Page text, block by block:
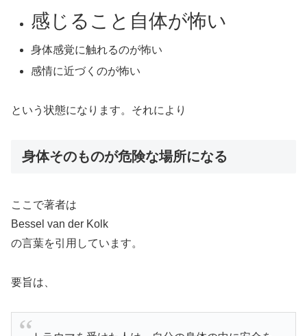
感じること自体が怖い
身体感覚に触れるのが怖い
感情に近づくのが怖い
という状態になります。それにより
身体そのものが危険な場所になる
ここで著者は
Bessel van der Kolk
の言葉を引用しています。
要旨は、